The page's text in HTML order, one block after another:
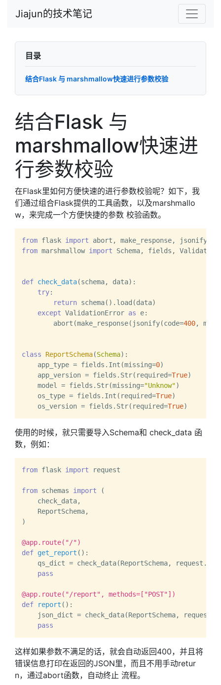
Jiajun的技术笔记
目录
结合Flask 与 marshmallow快速进行参数校验
结合Flask 与
marshmallow快速进
行参数校验
在Flask里如何方便快速的进行参数校验呢？如下，我
们通过组合Flask提供的工具函数，以及marshmallo
w，来完成一个方便快捷的参数 校验函数。
from flask import
from marshmallow import Schema, fields,
def check_data(schema, data):
try:
return schema().load(data)
except ValidationError as e:
        abort(make_response(jsonify(code=
400,
class ReportSchema(Schema):
    app_type = fields.Int(missing=
0)
    app_version = fields.Str(required=
True)
    model = fields.Str(missing=
"Unknow")
    os_type = fields.Int(required=
True)
    os_version = fields.Str(required=
True
使用的时候，就只需要导入Schema和 check_data 函
数，例如：
from flask import request
from schemas import (
    check_data,
    ReportSchema,
)
@app.route( "/")
def get_report ():
qs_dict = check_data(ReportSchema,
pass
@app.route( "/report" , methods=[ "POST"] )
def
report ():
json_dict = check_data(ReportSchema,
pass
这样如果参数不满足的话，就会自动返回400，并且将
错误信息打印在返回的JSON里，而且不用手动retur
n，通过abort函数，自动终止 流程。